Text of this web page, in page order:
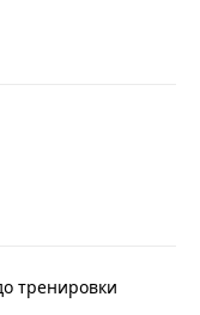
тренировки